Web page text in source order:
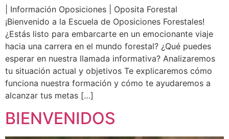
| Información Oposiciones | Oposita Forestal
¡Bienvenido a la Escuela de Oposiciones Forestales!
¿Estás listo para embarcarte en un emocionante viaje
hacia una carrera en el mundo forestal? ¿Qué puedes
esperar en nuestra llamada informativa? Analizaremos
tu situación actual y objetivos Te explicaremos cómo
funciona nuestra formación y cómo te ayudaremos a
alcanzar tus metas […]
BIENVENIDOS